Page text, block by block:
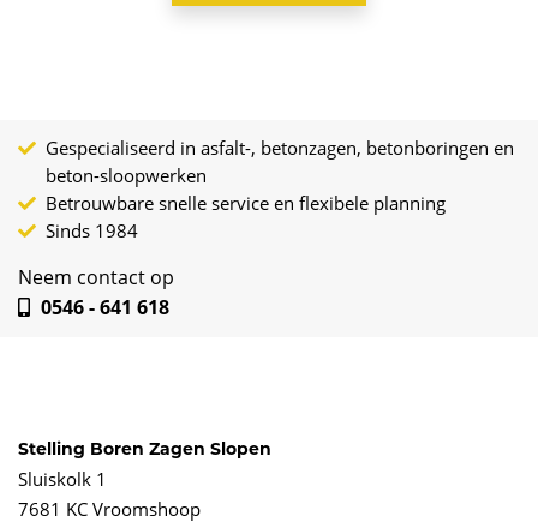
Gespecialiseerd in asfalt-, betonzagen, betonboringen en
beton-sloopwerken
Betrouwbare snelle service en flexibele planning
Sinds 1984
Neem contact op
0546 - 641 618
Stelling Boren Zagen Slopen
Sluiskolk 1
7681 KC Vroomshoop